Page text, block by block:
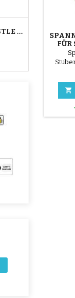
WHIZ RED CASTLE HINTERES INNENROHR
FÜR
